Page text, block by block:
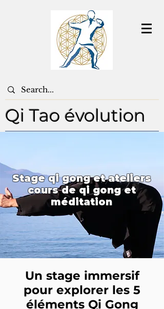
Qi Tao évolution
Stage qi gong et ateliers
cours de qi gong et
méditation
Un stage immersif
pour explorer les 5
éléments Qi Gong